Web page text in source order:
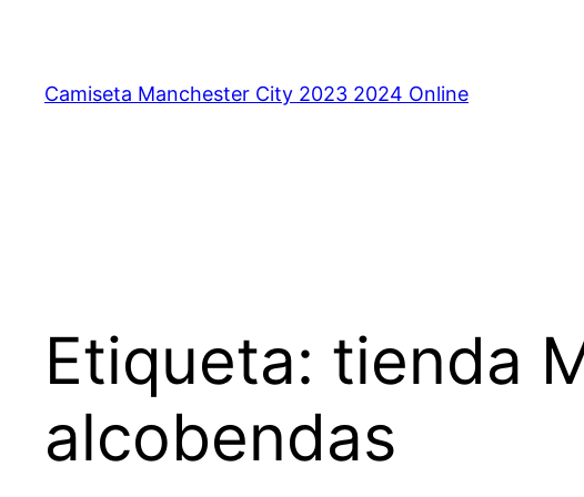
contenido
Camiseta Manchester City 2023 2024 Online
Etiqueta: tienda
alcobendas